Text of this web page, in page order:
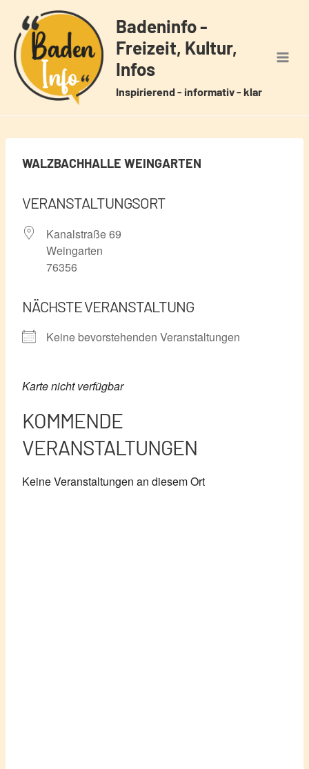
Inhalt
springen
Badeninfo -
Freizeit, Kultur,
Infos
Inspirierend - informativ - klar
WALZBACHHALLE WEINGARTEN
VERANSTALTUNGSORT
Kanalstraße 69
Weingarten
76356
NÄCHSTE VERANSTALTUNG
Keine bevorstehenden Veranstaltungen
Karte nicht verfügbar
KOMMENDE
VERANSTALTUNGEN
Keine Veranstaltungen an diesem Ort